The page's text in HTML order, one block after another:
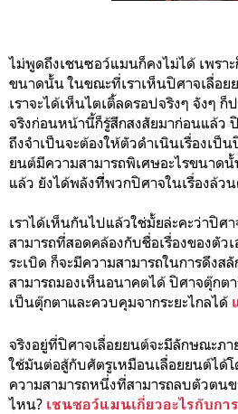
ไม่พูดถึงเชนซอว์แมนก็คงไม่ได้ เพรา
ขนาดนั้น ในขณะที่เราเห็นปิศาจเลื่อย
เราจะได้เห็นไตเติ้ลดรอปจริงๆ จังๆ ก็
จริงก่อนหน้านี้ก็รู้สึกสงสัยมาก่อนแล้ว
ถึงจำเป็นจะต้องให้ตัวดำเนินเรื่องเป็
ยนต์มีความสามารถพิเศษอะไรขนาด
แล้ว ยังได้พลังทีี่พวกปิศาจในเรื่องล้ว
เราได้เห็นกันไปแล้วใช่มั้ยล่ะคะว่าปิศ
สามารถที่สอดคล้องกับชื่อเรื่องของตัว
ระเบิด ก็จะมีความสามารถในการดึงส
สามารถมองเห็นอนาคตได้ ปิศาจตุ๊กต
เป็นตุ๊กตาและควบคุมจากระยะไกลได้
จริงอยู่ที่ปิศาจเลื่อยยนต์จะมีลักษณะภา
ใช้มันต่อสู้กับศัตรูเหมือนเลื่อยยนต์ได้
ความสามารถหนึ่งที่สามารถลบตัวตน
ไหน? เชนซอว์แมนเกี่ยวอะไรกับกา